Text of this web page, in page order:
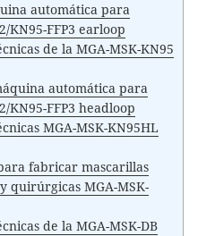
automática para
KN95-FFP3 earloop
de la MGA-MSK-KN95
automática para
KN95-FFP3 headloop
MGA-MSK-KN95HL
fabricar mascarillas
quirúrgicas MGA-MSK-
de la MGA-MSK-DB